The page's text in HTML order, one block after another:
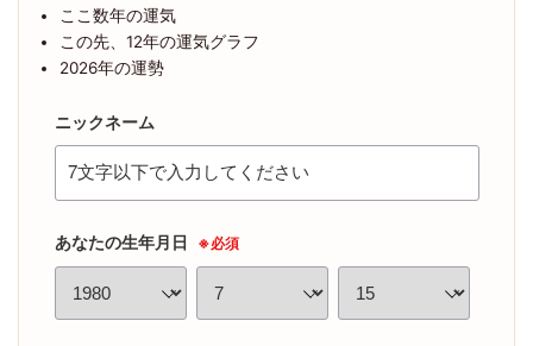
ここ数年の運気
この先、12年の運気グラフ
2026年の運勢
ニックネーム
あなたの生年月日 ※必須